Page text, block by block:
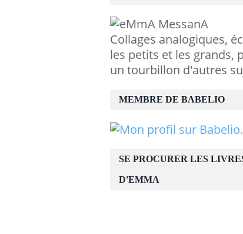
Collages analogiques,
les petits et les grands,
un tourbillon d'autres
MEMBRE DE BABELIO
SE PROCURER LES
D'EMMA